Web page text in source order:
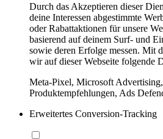
Durch das Akzeptieren dieser
deine Interessen abgestimmte
oder Rabattaktionen für unsere
basierend auf deinem Surf- und
sowie deren Erfolge messen. Mit
wir auf dieser Webseite folgende
Meta-Pixel, Microsoft
Produktempfehlungen, Ads
Erweitertes Conversion-Tracking